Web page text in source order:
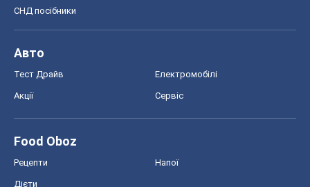
СНД посібники
Авто
Тест Драйв Електромобілі
Акції Сервіс
Food Oboz
Рецепти Напої
Дієти